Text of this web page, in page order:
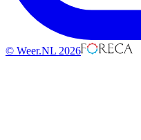
© Weer.NL 2026